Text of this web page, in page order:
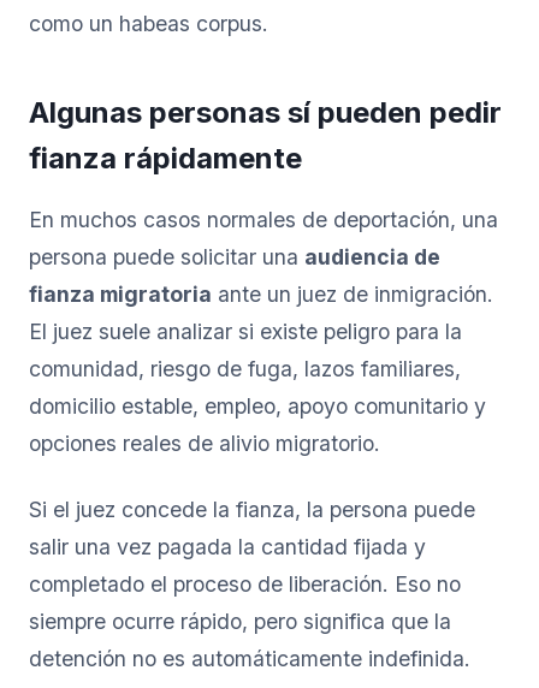
como un habeas corpus.
Algunas personas sí pueden pedir
fianza rápidamente
En muchos casos normales de deportación, una
persona puede solicitar una audiencia de
fianza migratoria ante un juez de inmigración.
El juez suele analizar si existe peligro para la
comunidad, riesgo de fuga, lazos familiares,
domicilio estable, empleo, apoyo comunitario y
opciones reales de alivio migratorio.
Si el juez concede la fianza, la persona puede
salir una vez pagada la cantidad fijada y
completado el proceso de liberación. Eso no
siempre ocurre rápido, pero significa que la
detención no es automáticamente indefinida.